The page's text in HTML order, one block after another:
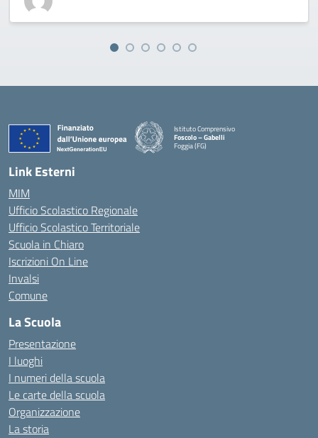
Istituto Comprensivo
Foscolo – Gabelli
Foggia (FG)
— Visita la pagina iniziale della scuola
Link Esterni
MIM
Ufficio Scolastico Regionale
Ufficio Scolastico Territoriale
Scuola in Chiaro
Iscrizioni On Line
Invalsi
Comune
La Scuola
Presentazione
I luoghi
I numeri della scuola
Le carte della scuola
Organizzazione
La storia